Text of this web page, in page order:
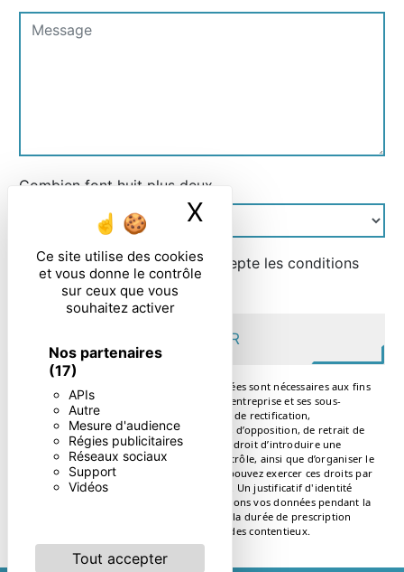
Ce site utilise des cookies
et vous donne le contrôle
sur ceux que vous
souhaitez activer
Nos partenaires
(17)
APIs
Autre
Mesure d'audience
Régies publicitaires
Réseaux sociaux
Support
Vidéos
Tout accepter
X Masquer le
Combien font huit plus deux
En cochant cette case, j'accepte les conditions
particulières ci-dessous **
ENVOYER
** Les données personnelles communiquées sont nécessaires aux fins
de vous contacter. Elles sont destinées à l'entreprise et ses sous-
traitants. Vous disposez de droits d’accès, de rectification,
d’effacement, de portabilité, de limitation, d’opposition, de retrait de
votre consentement à tout moment et du droit d’introduire une
réclamation auprès d’une autorité de contrôle, ainsi que d’organiser le
sort de vos données post-mortem. Vous pouvez exercer ces droits par
voie postale ou par courrier électronique. Un justificatif d'identité
pourra vous être demandé. Nous conservons vos données pendant la
période de prise de contact puis pendant la durée de prescription
légale aux fins probatoires et de gestion des contentieux.